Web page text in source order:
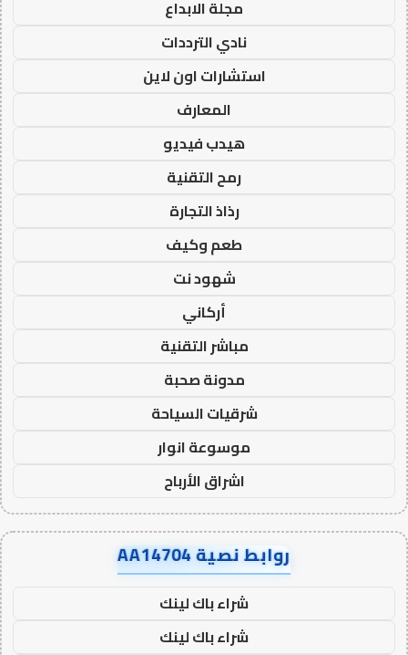
مجلة الابداع
نادي الترددات
استشارات اون لاين
المعارف
هيدب فيديو
رمح التقنية
رذاذ التجارة
طعم وكيف
شهود نت
أركاني
مباشر التقنية
مدونة صحبة
شرقيات السياحة
موسوعة انوار
اشراق الأرباح
روابط نصية AA14704
شراء باك لينك
شراء باك لينك